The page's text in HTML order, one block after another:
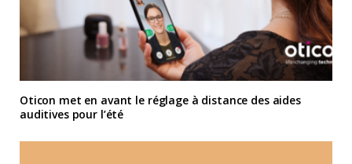
Oticon met en avant le réglage à distance des aides
auditives pour l’été